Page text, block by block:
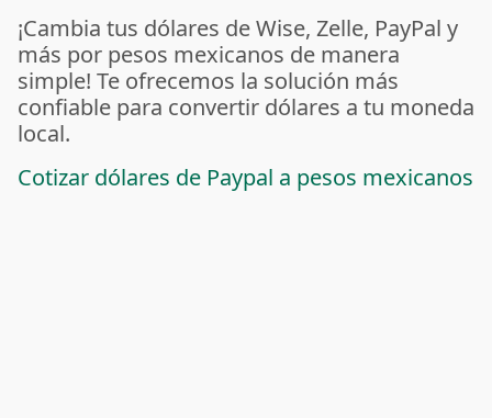
¡Cambia tus dólares de Wise, Zelle, PayPal y
más por pesos mexicanos de manera
simple! Te ofrecemos la solución más
confiable para convertir dólares a tu moneda
local.
Cotizar dólares de Paypal a pesos mexicanos